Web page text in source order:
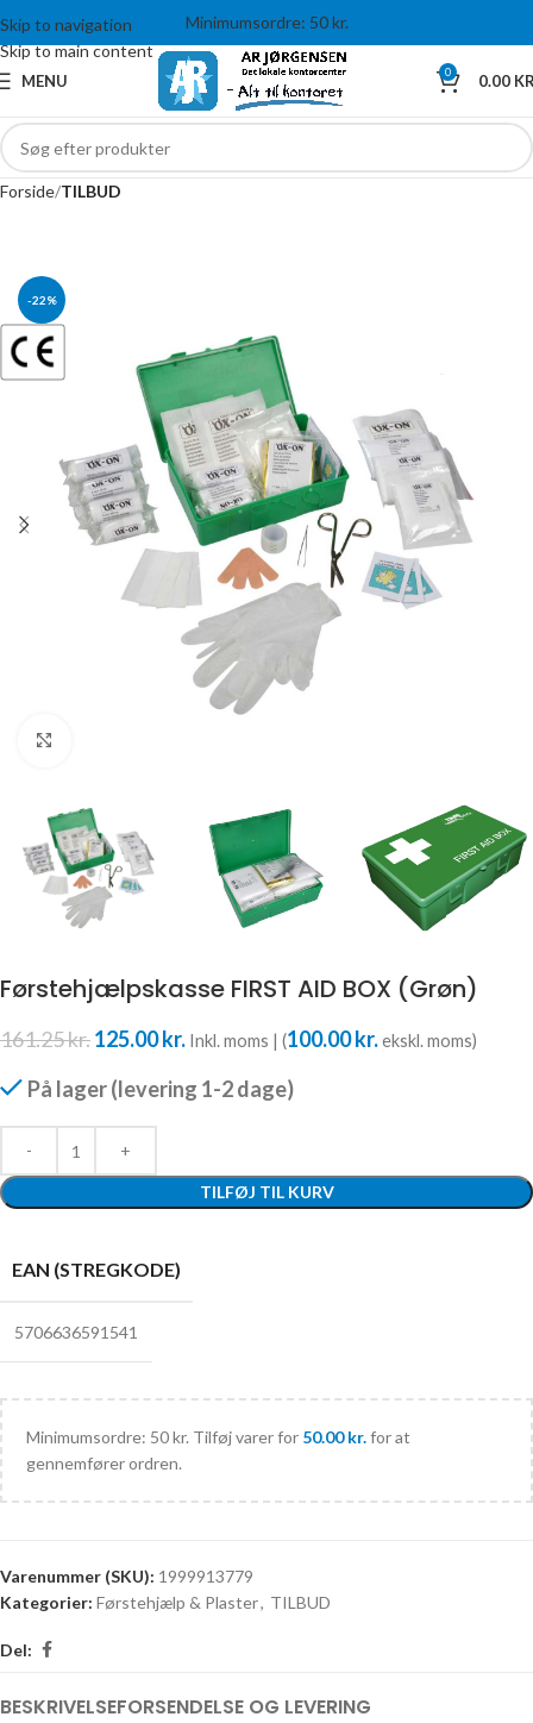
Skip to navigation
Skip to main content
Minimumsordre: 50 kr.
MENU 0 0.00
Forside TILBUD
-22%
Førstehjælpskasse FIRST AID BOX (Grøn)
161.25kr.125.00kr. Inkl. moms | (100.00kr.ekskl. moms)
På lager (levering 1-2 dage)
TILFØJ TIL KURV
EAN (STREGKODE)
5706636591541
Minimumsordre: 50 kr. Tilføj varer for 50.00kr.for at
gennemfører ordren.
Varenummer (SKU): 1999913779
Kategorier: Førstehjælp & Plaster, TILBUD
Del:
BESKRIVELSEFORSENDELSE OG LEVERING